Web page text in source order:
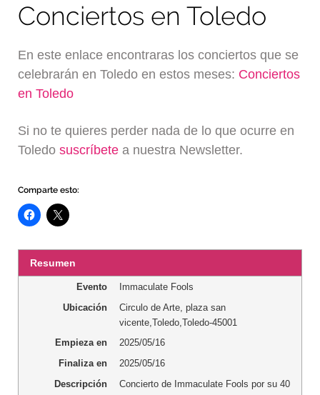
Conciertos en Toledo
En este enlace encontraras los conciertos que se
celebrarán en Toledo en estos meses: Conciertos
en Toledo
Si no te quieres perder nada de lo que ocurre en
Toledosuscríbete a nuestra Newsletter.
Comparte esto:
Resumen
Evento
Immaculate Fools
Ubicación
Circulo de Arte plaza san
vicente ,Toledo ,Toledo-45001
Empieza en
2025/05/16
Finaliza en
2025/05/16
Descripción
Concierto de Immaculate Fools por su 40